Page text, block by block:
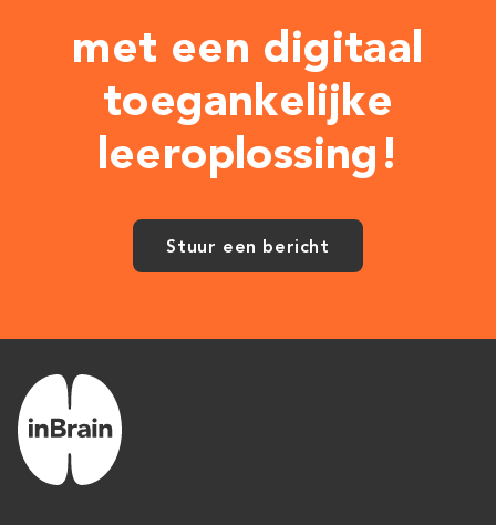
met een digitaal
toegankelijke
leeroplossing!
Stuur een bericht